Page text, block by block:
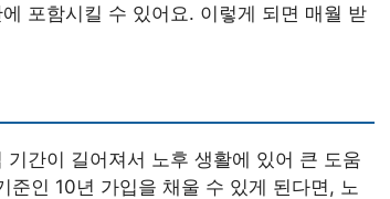
포함시킬 수 있어요. 이렇게 되면 매월 받
간이 길어져서 노후 생활에 있어 큰 도움
인 10년 가입을 채울 수 있게 된다면, 노